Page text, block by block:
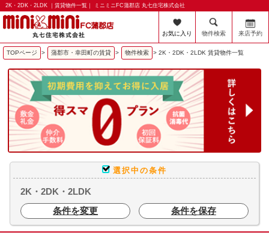
2K・2DK・2LDK ｜賃貸物件一覧｜ ミニミニFC蒲郡店 丸七住宅株式会社
お気に入り 物件検索 来店予約
TOPページ > 蒲郡市・幸田町の賃貸 > 物件検索 > 2K・2DK・2LDK 賃貸物件一覧
選択中の条件
2K・2DK・2LDK
条件を変更
条件を保存